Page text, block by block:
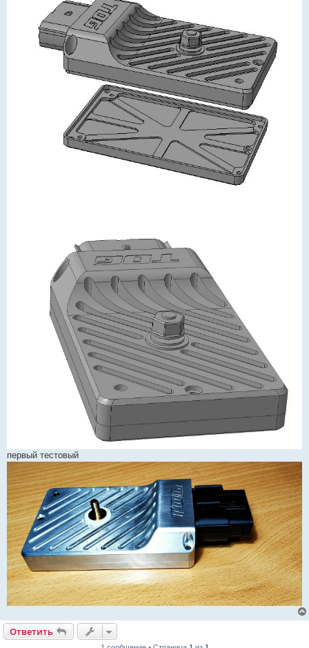
первый тестовый
Ответить